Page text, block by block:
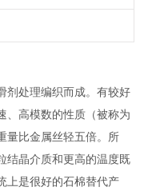
剂处理编织而成。有较好
、高模数的性质（被称为
量比金属丝轻五倍。所
结晶介质和更高的温度既
上是很好的石棉替代产